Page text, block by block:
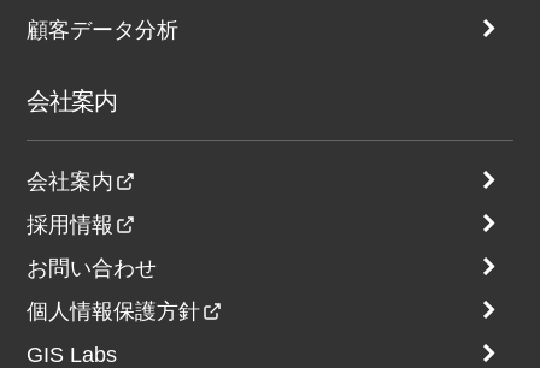
顧客データ分析
会社案内
会社案内
採用情報
お問い合わせ
個人情報保護方針
GIS Labs